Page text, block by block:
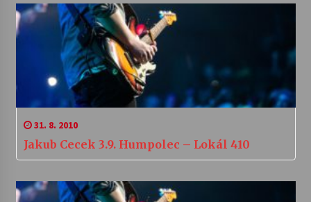
31. 8. 2010
Jakub Cecek 3.9. Humpolec – Lokál 410